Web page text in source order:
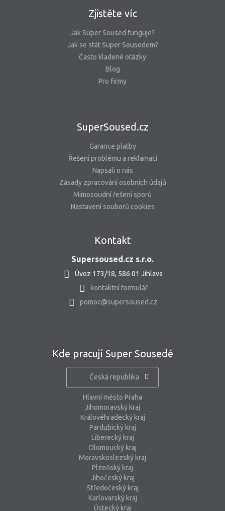
Zjistěte víc
Jak Super Soused funguje?
Jak se stát Super Sousedem?
Často kladené otázky
Blog
Pro firmy
SuperSoused.cz
Garance platby
Řešení problému a reklamací
Napsali o nás
Zásady zpracování osobních údajů
Mimosoudní řešení sporů
Nastavení souborů cookies
Kontakt
Supersoused.cz s.r.o.
Úvoz 173/18, 586 01 Jihlava
kontaktní formulář
pomoc@supersoused.cz
Kde pracují Super Sousedé
Česká republika
Hlavní město Praha
Jihomoravský kraj
Královéhradecký kraj
Pardubický kraj
Liberecký kraj
Olomoucký kraj
Moravskoslezský kraj
Plzeňský kraj
Jihočeský kraj
Středočeský kraj
Karlovarský kraj
Ústecký kraj